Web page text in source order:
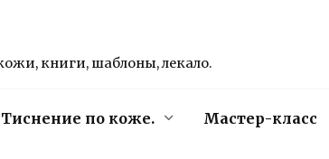
книги, шаблоны, лекало.
Тиснение по коже. Мастер-класс